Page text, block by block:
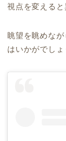
視点を変えると
眺望を眺めな
はいかがでしょ